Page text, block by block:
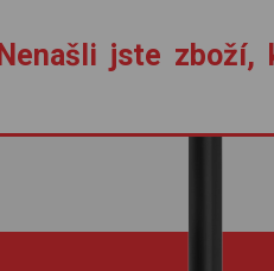
Nenašli jste zboží,